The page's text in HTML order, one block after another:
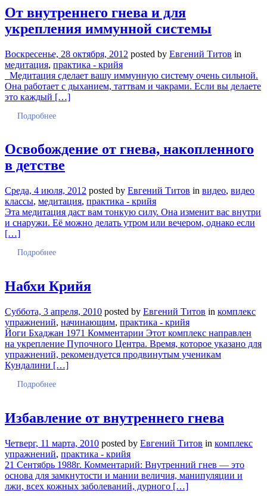
От внутреннего гнева и для
укрепления иммунной системы
Воскресенье, 28 октября, 2012 posted by Евгений Титов in
медитация, практика - крийя
Медитация сделает вашу иммунную систему очень сильной.
Она работает с дыханием, таттвам и чакрами. Если вы делаете
это каждый […]
Подробнее
Освобождение от гнева, накопленного
в детстве
Среда, 4 июля, 2012 posted by Евгений Титов in видео, видео
классы, медитация, практика - крийя
Эта медитация даст вам тонкую силу. Она изменит вас внутри
и снаружи. Её можно делать утром или вечером, однако если
[…]
Подробнее
Набхи Крийя
Суббота, 3 апреля, 2010 posted by Евгений Титов in комплекс
упражнений, начинающим, практика - крийя
Йоги Бхаджан 1971 Комментарии Этот комплекс направлен
на укрепление Пупочного Центра. Время, которое указано для
упражнений, рекомендуется продвинутым ученикам
Кундалини […]
Подробнее
Избавление от внутреннего гнева
Четверг, 11 марта, 2010 posted by Евгений Титов in комплекс
упражнений, практика - крийя
21 Сентябрь 1988г. Комментарий: Внутренний гнев — это
основа для замкнутости и мании величия, манипуляции и
лжи, всех кожных заболеваний, дурного […]